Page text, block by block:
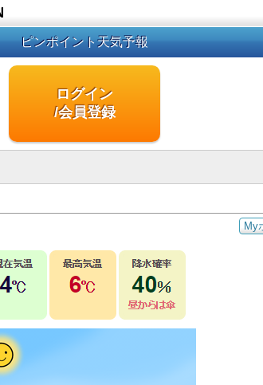
ピンポイント天気予報
ログイン
/会員登録
My